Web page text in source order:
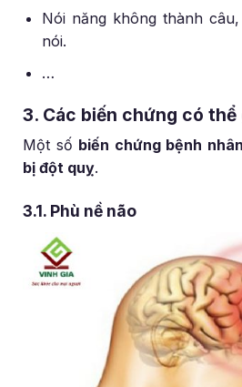
Nói năng không thành
nói.
…
3. Các biến chứng có
Một số biến chứng bệnh
bị đột quỵ.
3.1. Phù nề não